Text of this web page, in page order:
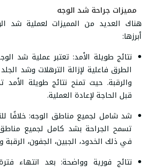
مميزات جراحة شد الوجه
هناك العديد من المميزات لعملية شد
أبرزها:
نتائج طويلة الأمد: تعتبر عملية شد
الطرق فاعلية لإزالة الترهلات وشد
والرقبة. حيث تمنح نتائج طويلة
قبل الحاجة لإعادة العملية.
شد شامل لجميع مناطق الوجه: خلافًا
تسمح الجراحة بشد كامل لجميع مناطق
في ذلك الخدود، الجبين، الجفون،
نتائج فورية وواضحة: بعد انتهاء